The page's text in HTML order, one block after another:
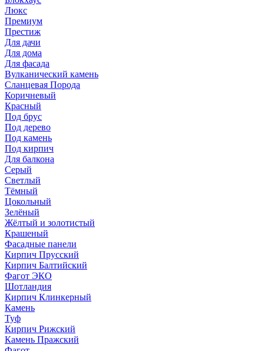
Люкс
Премиум
Престиж
Для дачи
Для дома
Для фасада
Вулканический камень
Сланцевая Порода
Коричневый
Красный
Под брус
Под дерево
Под камень
Под кирпич
Для балкона
Серый
Светлый
Тёмный
Цокольный
Зелёный
Жёлтый и золотистый
Крашеный
Фасадные панели
Кирпич Прусский
Кирпич Балтийский
Фагот ЭКО
Шотландия
Кирпич Клинкерный
Камень
Туф
Кирпич Рижский
Камень Пражский